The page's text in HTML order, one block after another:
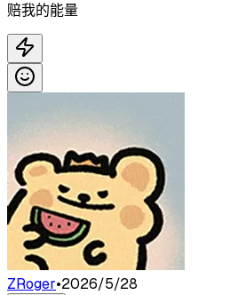
赔我的能量
ZRoger•2026/5/28